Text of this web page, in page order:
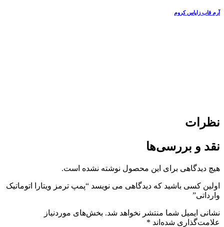
آرم قاب زاپاس کروم
نظرات
نقد و بررسی‌ها
هیچ دیدگاهی برای این محصول نوشته نشده است.
اولین کسی باشید که دیدگاهی می نویسد “پمپ ترمز ویتارا اتوماتیک
وارداتی”
نشانی ایمیل شما منتشر نخواهد شد. بخش‌های موردنیاز
علامت‌گذاری شده‌اند *